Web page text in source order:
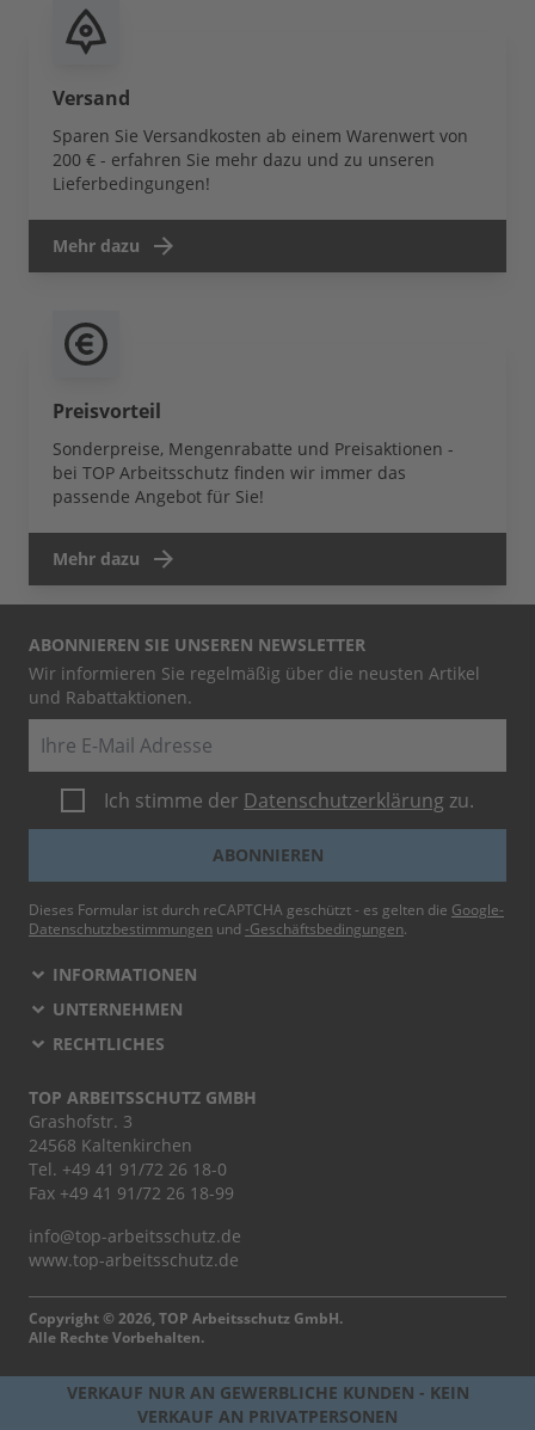
Versand
Sparen Sie Versandkosten ab einem Warenwert von
200 € - erfahren Sie mehr dazu und zu unseren
Lieferbedingungen!
Mehr dazu
Preisvorteil
Sonderpreise, Mengenrabatte und Preisaktionen -
bei TOP Arbeitsschutz finden wir immer das
passende Angebot für Sie!
Mehr dazu
ABONNIEREN SIE UNSEREN NEWSLETTER
Wir informieren Sie regelmäßig über die neusten Artikel
und Rabattaktionen.
Ich stimme der Datenschutzerklärung zu.
ABONNIEREN
Dieses Formular ist durch reCAPTCHA geschützt - es gelten die Google-
Datenschutzbestimmungen und -Geschäftsbedingungen.
INFORMATIONEN
UNTERNEHMEN
RECHTLICHES
TOP ARBEITSSCHUTZ GMBH
Grashofstr. 3
24568 Kaltenkirchen
Tel. +49 41 91/72 26 18-0
Fax +49 41 91/72 26 18-99
info@top-arbeitsschutz.de
www.top-arbeitsschutz.de
Copyright © 2026, TOP Arbeitsschutz GmbH.
Alle Rechte Vorbehalten.
VERKAUF NUR AN GEWERBLICHE KUNDEN - KEIN
VERKAUF AN PRIVATPERSONEN